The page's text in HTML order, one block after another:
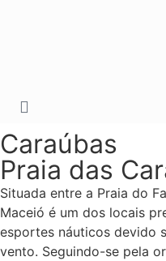
Caraúbas
Praia das
Situada entre a Praia do
Maceió é um dos locais
esportes náuticos devido
vento. Seguindo-se pela